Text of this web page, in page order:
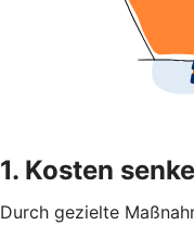
1. Kosten
Durch gezielte